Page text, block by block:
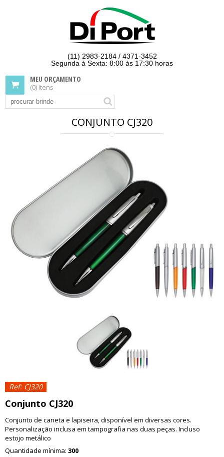
(11) 2983-2184 / 4371-3452
Segunda à Sexta: 8:00 às 17:30 horas
MEU ORÇAMENTO
(0) Itens
CONJUNTO CJ320
Ref: CJ320
Conjunto CJ320
Conjunto de caneta e lapiseira, disponível em diversas cores.
Personalização inclusa em tampografia nas duas peças. Incluso
estojo metálico
Quantidade mínima: 300